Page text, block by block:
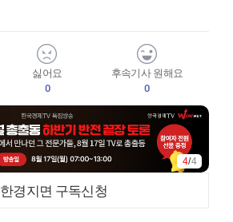
싫어요
0
후속기사 원해요
0
4/4
한경지면 구독신청